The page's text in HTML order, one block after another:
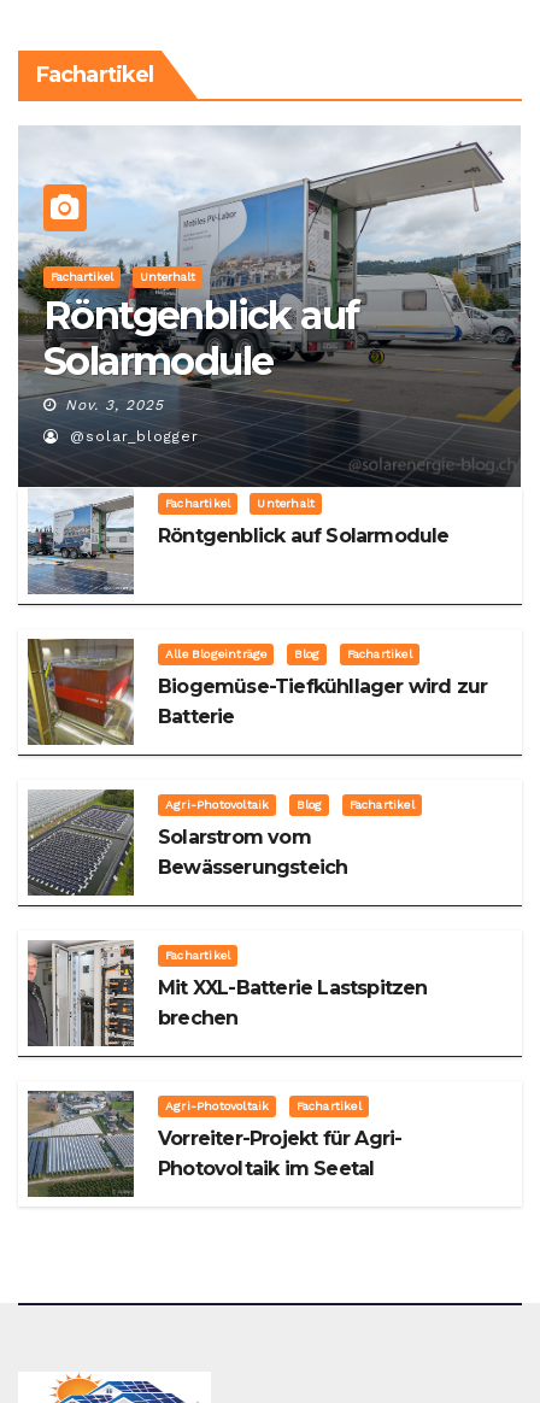
Fachartikel
Fachartikel Unterhalt
Röntgenblick auf
Solarmodule
Nov. 3, 2025
@solar_blogger
Fachartikel Unterhalt
Röntgenblick auf Solarmodule
Alle Blogeinträge Blog Fachartikel
Biogemüse-Tiefkühllager wird zur
Batterie
Agri-Photovoltaik Blog Fachartikel
Solarstrom vom
Bewässerungsteich
Fachartikel
Mit XXL-Batterie Lastspitzen
brechen
Agri-Photovoltaik Fachartikel
Vorreiter-Projekt für Agri-
Photovoltaik im Seetal